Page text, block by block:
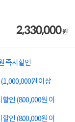
2,330,000원
즉시할인
원 이상
인 (800,000원 이
인 (800,000원 이